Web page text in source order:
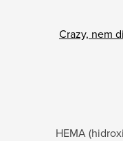
Crazy, nem
HEMA